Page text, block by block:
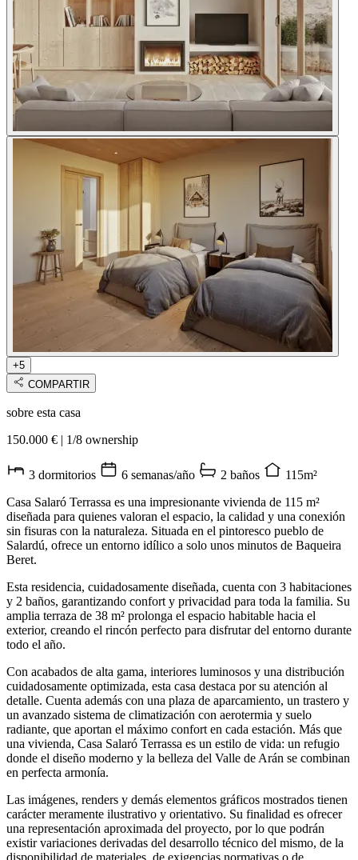
+5
COMPARTIR
sobre esta casa
150.000 € | 1/8 ownership
3 dormitorios 6 semanas/año 2 baños
115m²
Casa Salaró Terrassa es una impresionante vivienda de 115 m²
diseñada para quienes valoran el espacio, la calidad y una conexión
sin fisuras con la naturaleza. Situada en el pintoresco pueblo de
Salardú, ofrece un entorno idílico a solo unos minutos de Baqueira
Beret.
Esta residencia, cuidadosamente diseñada, cuenta con 3 habitaciones
y 2 baños, garantizando confort y privacidad para toda la familia. Su
amplia terraza de 38 m² prolonga el espacio habitable hacia el
exterior, creando el rincón perfecto para disfrutar del entorno durante
todo el año.
Con acabados de alta gama, interiores luminosos y una distribución
cuidadosamente optimizada, esta casa destaca por su atención al
detalle. Cuenta además con una plaza de aparcamiento, un trastero y
un avanzado sistema de climatización con aerotermia y suelo
radiante, que aportan el máximo confort en cada estación. Más que
una vivienda, Casa Salaró Terrassa es un estilo de vida: un refugio
donde el diseño moderno y la belleza del Valle de Arán se combinan
en perfecta armonía.
Las imágenes, renders y demás elementos gráficos mostrados tienen
carácter meramente ilustrativo y orientativo. Su finalidad es ofrecer
una representación aproximada del proyecto, por lo que podrán
existir variaciones derivadas del desarrollo técnico del mismo, de la